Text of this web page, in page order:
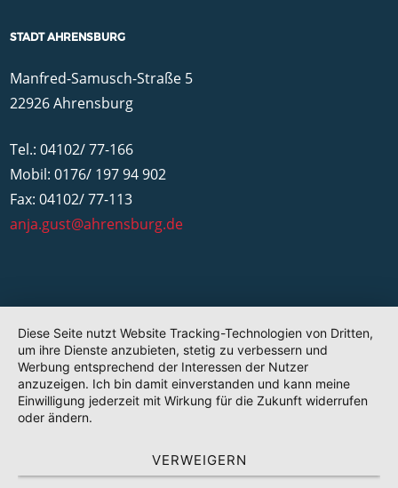
STADT AHRENSBURG
Manfred-Samusch-Straße 5
22926 Ahrensburg
Tel.: 04102/ 77-166
Mobil: 0176/ 197 94 902
Fax: 04102/ 77-113
anja.gust@ahrensburg.de
Diese Seite nutzt Website Tracking-Technologien von Dritten,
um ihre Dienste anzubieten, stetig zu verbessern und
Werbung entsprechend der Interessen der Nutzer
anzuzeigen. Ich bin damit einverstanden und kann meine
Einwilligung jederzeit mit Wirkung für die Zukunft widerrufen
oder ändern.
VERWEIGERN